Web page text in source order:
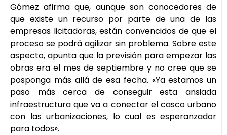
Gómez afirma que, aunque son conocedores de
que existe un recurso por parte de una de las
empresas licitadoras, están convencidos de que el
proceso se podrá agilizar sin problema. Sobre este
aspecto, apunta que la previsión para empezar las
obras era el mes de septiembre y no cree que se
posponga más allá de esa fecha. «Ya estamos un
paso más cerca de conseguir esta ansiada
infraestructura que va a conectar el casco urbano
con las urbanizaciones, lo cual es esperanzador
para todos».